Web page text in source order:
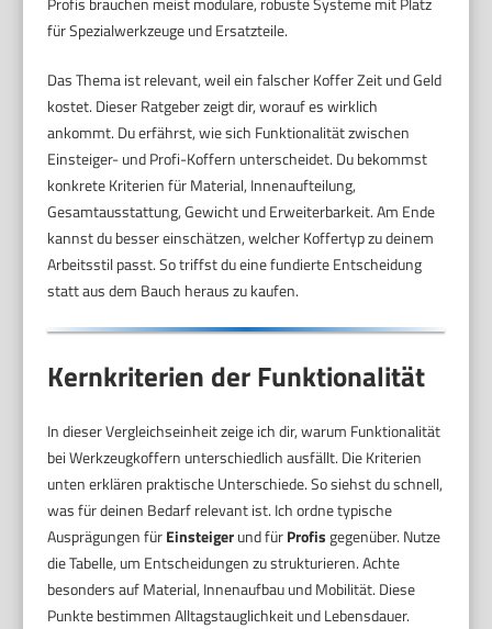
für Spezialwerkzeuge und Ersatzteile.
Das Thema ist relevant, weil ein falscher Koffer Zeit und Geld
kostet. Dieser Ratgeber zeigt dir, worauf es wirklich
ankommt. Du erfährst, wie sich Funktionalität zwischen
Einsteiger- und Profi-Koffern unterscheidet. Du bekommst
konkrete Kriterien für Material, Innenaufteilung,
Gesamtausstattung, Gewicht und Erweiterbarkeit. Am Ende
kannst du besser einschätzen, welcher Koffertyp zu deinem
Arbeitsstil passt. So triffst du eine fundierte Entscheidung
statt aus dem Bauch heraus zu kaufen.
Kernkriterien der Funktionalität
In dieser Vergleichseinheit zeige ich dir, warum Funktionalität
bei Werkzeugkoffern unterschiedlich ausfällt. Die Kriterien
unten erklären praktische Unterschiede. So siehst du schnell,
was für deinen Bedarf relevant ist. Ich ordne typische
Ausprägungen fürEinsteigerund fürProfisgegenüber. Nutze
die Tabelle, um Entscheidungen zu strukturieren. Achte
besonders auf Material, Innenaufbau und Mobilität. Diese
Punkte bestimmen Alltagstauglichkeit und Lebensdauer.